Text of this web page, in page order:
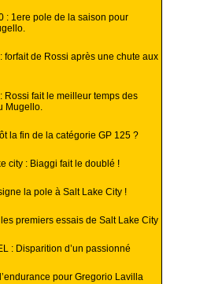
: 1ere pole de la saison pour
forfait de Rossi après une chute aux
Rossi fait le meilleur temps des
Mugello.
la fin de la catégorie GP 125 ?
city : Biaggi fait le doublé !
la pole à Salt Lake City !
premiers essais de Salt Lake City
: Disparition d’un passionné
pour Gregorio Lavilla